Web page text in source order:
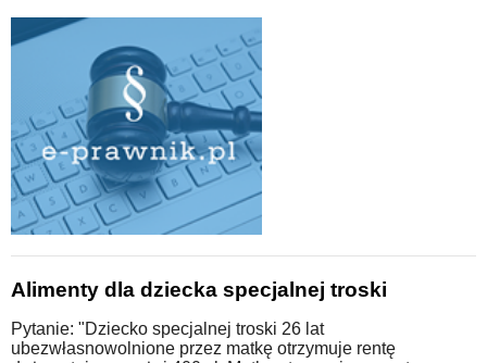
Alimenty dla dziecka specjalnej troski
Pytanie: "Dziecko specjalnej troski 26 lat
ubezwłasnowolnione przez matkę otrzymuje rentę